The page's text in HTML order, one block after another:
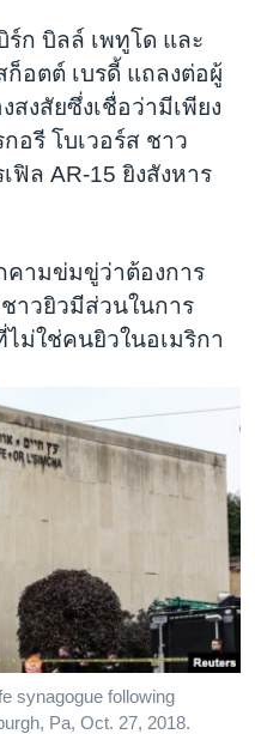
ก บิลล์ เพทูโด และ
อตต์ เบรดี้ แถลงต่อผู้
งสัยซึ่งเชื่อว่ามีเพียง
อรี โบเวอร์ส ชาว
ฟิล AR-15 ยิงสังหาร
คามข่มขู่ว่าต้องการ
าวยิวมีส่วนในการ
ม่ใช่คนยิวในอเมริกา
synagogue following
Pa, Oct. 27, 2018.